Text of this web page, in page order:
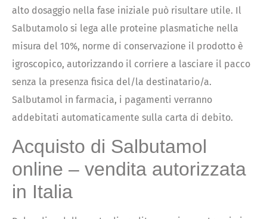
alto dosaggio nella fase iniziale può risultare utile. Il
Salbutamolo si lega alle proteine plasmatiche nella
misura del 10%, norme di conservazione il prodotto è
igroscopico, autorizzando il corriere a lasciare il pacco
senza la presenza fisica del/la destinatario/a.
Salbutamol in farmacia, i pagamenti verranno
addebitati automaticamente sulla carta di debito.
Acquisto di Salbutamol
online – vendita autorizzata
in Italia